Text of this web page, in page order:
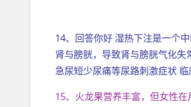
14、回答你好 湿热下注是一个
肾与膀胱，导致肾与膀胱气化
急尿短少尿痛等尿路刺激症状
15、火龙果营养丰富，但女性